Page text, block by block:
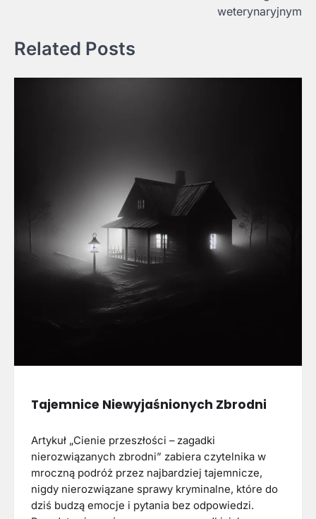
weterynaryjnym
Related Posts
Tajemnice Niewyjaśnionych Zbrodni
Artykuł „Cienie przeszłości – zagadki
nierozwiązanych zbrodni” zabiera czytelnika w
mroczną podróż przez najbardziej tajemnicze,
nigdy nierozwiązane sprawy kryminalne, które do
dziś budzą emocje i pytania bez odpowiedzi.